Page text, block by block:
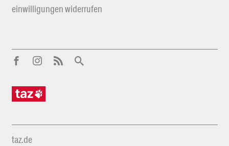
einwilligungen widerrufen
taz.de